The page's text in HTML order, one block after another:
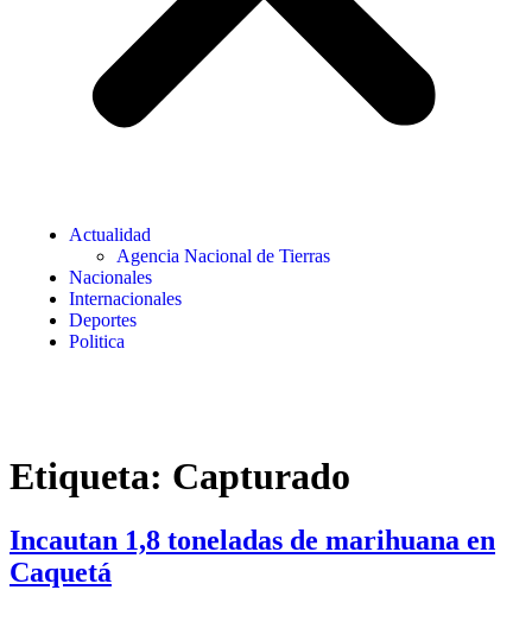
Actualidad
Agencia Nacional de Tierras
Nacionales
Internacionales
Deportes
Politica
Etiqueta: Capturado
Incautan 1,8 toneladas de marihuana en
Caquetá